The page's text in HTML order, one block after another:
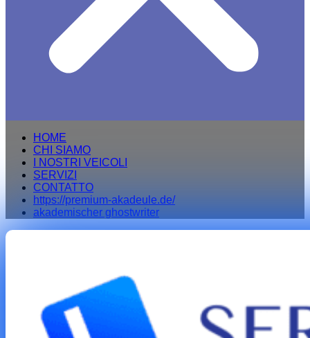
HOME
CHI SIAMO
I NOSTRI VEICOLI
SERVIZI
CONTATTO
https://premium-akadeule.de/
akademischer ghostwriter